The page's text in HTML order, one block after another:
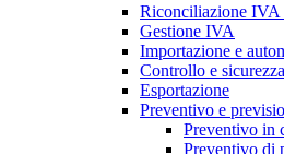
Riconciliazione IVA
Gestione IVA
Importazione e
Controllo e
Esportazione
Preventivo e
Preventivo in
Preventivo di